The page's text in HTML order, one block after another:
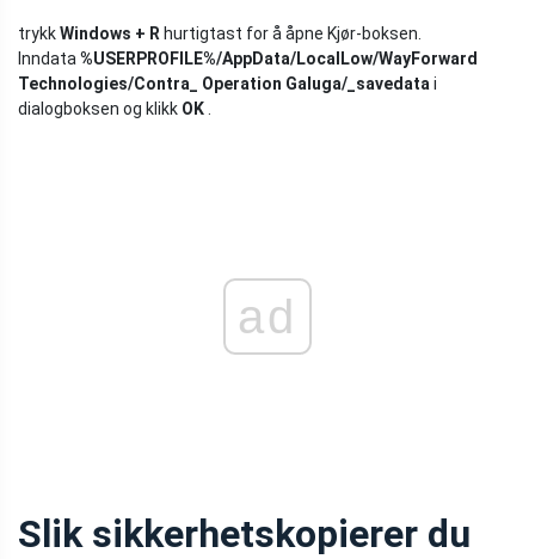
trykkWindows + R hurtigtast for å åpne Kjør-boksen.
Inndata %USERPROFILE%/AppData/LocalLow/WayForward
Technologies/Contra_ Operation Galuga/_savedata i
dialogboksen og klikk OK
ad
Slik sikkerhetskopierer du